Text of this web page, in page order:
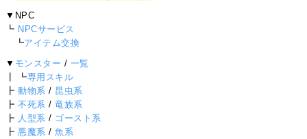
▼NPC
┗ NPCサービス
┗アイテム交換
▼ モンスター / 一覧
┃ ┗専用スキル
┣動物系 / 昆虫系
┣不死系 /竜族系
┣ 人型系 / ゴースト系
┣ 悪魔系 /魚系